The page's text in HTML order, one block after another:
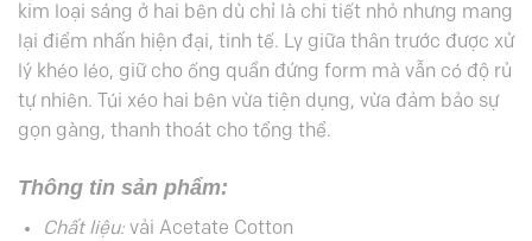
kim loại sáng ở hai bên dù chỉ là chi tiết nhỏ nhưng mang
lại điểm nhấn hiện đại, tinh tế. Ly giữa thân trước được xử
lý khéo léo, giữ cho ống quần đứng form mà vẫn có độ rủ
tự nhiên. Túi xéo hai bên vừa tiện dụng, vừa đảm bảo sự
gọn gàng, thanh thoát cho tổng thể.
Thông tin sản phẩm:
Chất liệu:vải Acetate Cotton